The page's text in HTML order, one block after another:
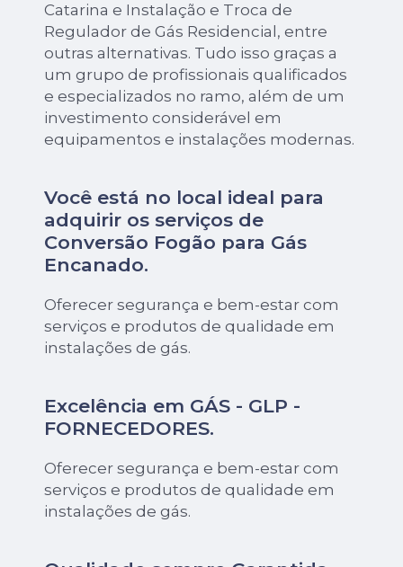
Catarina e Instalação e Troca de
Regulador de Gás Residencial, entre
outras alternativas. Tudo isso graças a
um grupo de profissionais qualificados
e especializados no ramo, além de um
investimento considerável em
equipamentos e instalações modernas.
Você está no local ideal para
adquirir os serviços de
Conversão Fogão para Gás
Encanado.
Oferecer segurança e bem-estar com
serviços e produtos de qualidade em
instalações de gás.
Excelência em GÁS - GLP -
FORNECEDORES.
Oferecer segurança e bem-estar com
serviços e produtos de qualidade em
instalações de gás.